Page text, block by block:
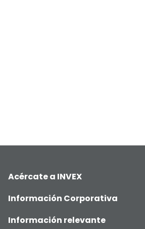
Acércate a INVEX
Información Corporativa
Información relevante